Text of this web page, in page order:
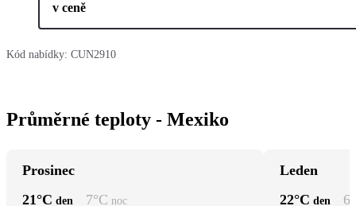
v ceně
Kód nabídky: CUN2910
Průměrné teploty - Mexiko
Prosinec
21°C den 7°C noc
Leden
22°C den 6